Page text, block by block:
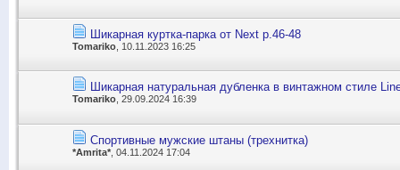
Шикарная куртка-парка от Next р.46-48
Tomariko , 10.11.2023 16:25
Шикарная натуральная дубленка в винтажном стиле
Tomariko, 29.09.2024 16:39
Спортивные мужские штаны (трехнитка)
*Amrita* , 04.11.2024 17:04